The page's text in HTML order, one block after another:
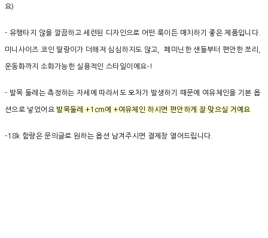
요)
- 유행타지 않을 깔끔하고 세련된 디자인으로 어떤 룩이든 매치하기 좋은 제품입니다.
미니사이즈 코인 딸랑이가 더해져 심심하지도 않고, 페미닌한 샌들부터 편안한 쪼리,
운동화까지 소화가능한 실용적인 스타일이에요-!
- 발목 둘레는 측정하는 자세에 따라서도 오차가 발생하기 때문에 여유체인을 기본 옵
션으로 넣었어요 발목둘레 +1cm에 +여유체인 하시면 편안하게 잘 맞으실 거예요
-18k 함량은 문의글로 원하는 옵션 남겨주시면 결제창 열어드립니다.